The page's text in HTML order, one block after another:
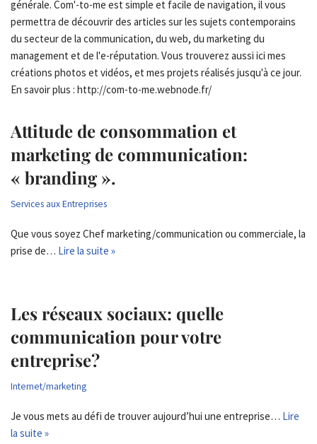
générale. Com'-to-me est simple et facile de navigation, il vous
permettra de découvrir des articles sur les sujets contemporains
du secteur de la communication, du web, du marketing du
management et de l'e-réputation. Vous trouverez aussi ici mes
créations photos et vidéos, et mes projets réalisés jusqu'à ce jour.
En savoir plus : http://com-to-me.webnode.fr/
Attitude de consommation et
marketing de communication:
« branding ».
Services aux Entreprises
Que vous soyez Chef marketing/communication ou commerciale, la
prise de… Lire la suite »
Les réseaux sociaux: quelle
communication pour votre
entreprise?
Internet/marketing
Je vous mets au défi de trouver aujourd’hui une entreprise… Lire
la suite »